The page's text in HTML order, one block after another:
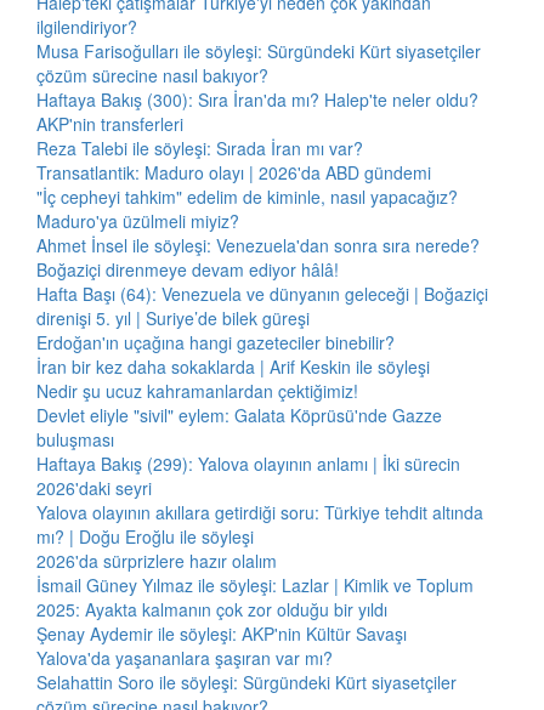
ilgilendiriyor?
Musa Farisoğulları ile söyleşi: Sürgündeki Kürt siyasetçiler
çözüm sürecine nasıl bakıyor?
Haftaya Bakış (300): Sıra İran'da mı? Halep'te neler oldu?
AKP'nin transferleri
Reza Talebi ile söyleşi: Sırada İran mı var?
Transatlantik: Maduro olayı | 2026'da ABD gündemi
"İç cepheyi tahkim" edelim de kiminle, nasıl yapacağız?
Maduro'ya üzülmeli miyiz?
Ahmet İnsel ile söyleşi: Venezuela'dan sonra sıra nerede?
Boğaziçi direnmeye devam ediyor hâlâ!
Hafta Başı (64): Venezuela ve dünyanın geleceği | Boğaziçi
direnişi 5. yıl | Suriye’de bilek güreşi
Erdoğan'ın uçağına hangi gazeteciler binebilir?
İran bir kez daha sokaklarda | Arif Keskin ile söyleşi
Nedir şu ucuz kahramanlardan çektiğimiz!
Devlet eliyle "sivil" eylem: Galata Köprüsü'nde Gazze
buluşması
Haftaya Bakış (299): Yalova olayının anlamı | İki sürecin
2026'daki seyri
Yalova olayının akıllara getirdiği soru: Türkiye tehdit altında
mı? | Doğu Eroğlu ile söyleşi
2026'da sürprizlere hazır olalım
İsmail Güney Yılmaz ile söyleşi: Lazlar | Kimlik ve Toplum
2025: Ayakta kalmanın çok zor olduğu bir yıldı
Şenay Aydemir ile söyleşi: AKP'nin Kültür Savaşı
Yalova'da yaşananlara şaşıran var mı?
Selahattin Soro ile söyleşi: Sürgündeki Kürt siyasetçiler